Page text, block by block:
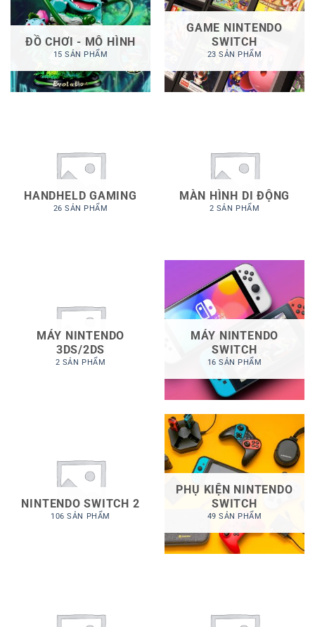
ĐỒ CHƠI - MÔ HÌNH
15 SẢN PHẨM
GAME NINTENDO
SWITCH
23 SẢN PHẨM
HANDHELD GAMING
26 SẢN PHẨM
MÀN HÌNH DI ĐỘNG
2 SẢN PHẨM
MÁY NINTENDO
3DS/2DS
2 SẢN PHẨM
MÁY NINTENDO
SWITCH
16 SẢN PHẨM
NINTENDO SWITCH 2
106 SẢN PHẨM
PHỤ KIỆN NINTENDO
SWITCH
49 SẢN PHẨM